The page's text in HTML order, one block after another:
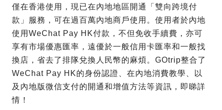
僅在香港使用，現已在內地地區開通「雙向跨境付
款」服務，可在過百萬內地商戶使用。使用者於內地
使用WeChat Pay HK付款，不但免收手續費，亦可
享有市場優惠匯率，遠優於一般信用卡匯率和一般找
換店，省去了排隊兌換人民幣的麻煩。GOtrip整合了
WeChat Pay HK的身份認證、在內地消費教學、以
及內地版微信支付的開通和增值方法等資訊，即睇詳
情！